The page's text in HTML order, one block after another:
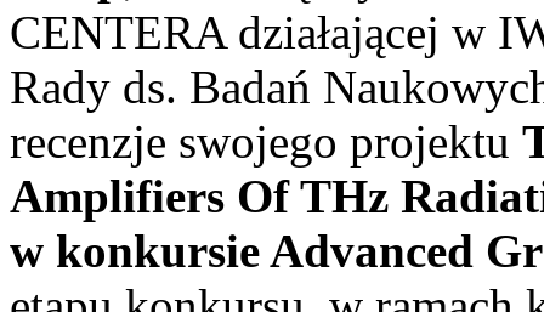
CENTERA działającej w
Rady ds. Badań
recenzje swojego projektu
Amplifiers Of THz
w konkursie Advanced